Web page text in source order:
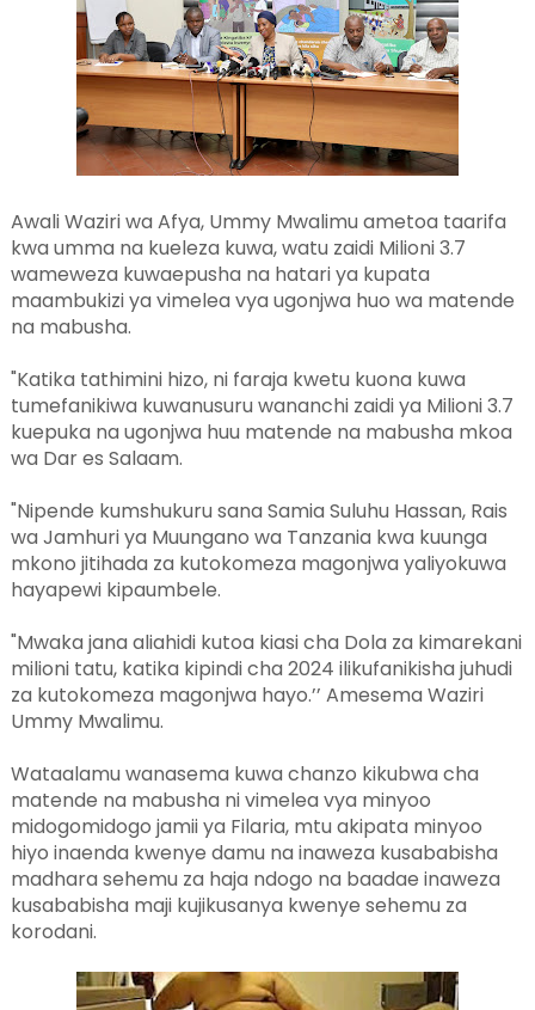
Awali Waziri wa Afya, Ummy Mwalimu ametoa taarifa
kwa umma na kueleza kuwa, watu zaidi Milioni 3.7
wameweza kuwaepusha na hatari ya kupata
maambukizi ya vimelea vya ugonjwa huo wa matende
na mabusha.
"Katika tathimini hizo, ni faraja kwetu kuona kuwa
tumefanikiwa kuwanusuru wananchi zaidi ya Milioni 3.7
kuepuka na ugonjwa huu matende na mabusha mkoa
wa Dar es Salaam.
"Nipende kumshukuru sana Samia Suluhu Hassan, Rais
wa Jamhuri ya Muungano wa Tanzania kwa kuunga
mkono jitihada za kutokomeza magonjwa yaliyokuwa
hayapewi kipaumbele.
"Mwaka jana aliahidi kutoa kiasi cha Dola za kimarekani
milioni tatu, katika kipindi cha 2024 ilikufanikisha juhudi
za kutokomeza magonjwa hayo.’’ Amesema Waziri
Ummy Mwalimu.
Wataalamu wanasema kuwa chanzo kikubwa cha
matende na mabusha ni vimelea vya minyoo
midogomidogo jamii ya Filaria, mtu akipata minyoo
hiyo inaenda kwenye damu na inaweza kusababisha
madhara sehemu za haja ndogo na baadae inaweza
kusababisha maji kujikusanya kwenye sehemu za
korodani.